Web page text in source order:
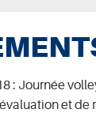
: Journée
et de